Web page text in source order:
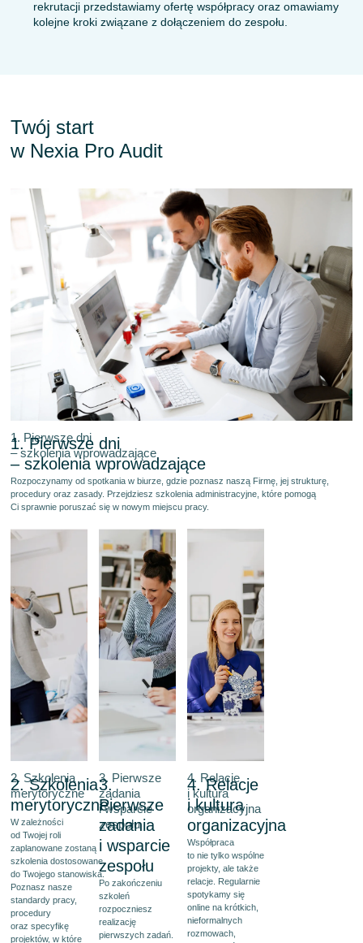
rekrutacji przedstawiamy ofertę współpracy oraz omawiamy
kolejne kroki związane z dołączeniem do zespołu.
Twój start
w Nexia Pro Audit
1. Pierwsze dni
– szkolenia wprowadzające
1. Pierwsze dni
– szkolenia wprowadzające
Rozpoczynamy od spotkania w biurze, gdzie poznasz naszą Firmę, jej strukturę,
procedury oraz zasady. Przejdziesz szkolenia administracyjne, które pomogą
Ci sprawnie poruszać się w nowym miejscu pracy.
2. Szkolenia
merytoryczne
2. Szkolenia
merytoryczne
W zależności
od Twojej roli
zaplanowane zostaną
szkolenia dostosowane
do Twojego stanowiska.
Poznasz nasze
standardy pracy,
procedury
oraz specyfikę
projektów, w które
3. Pierwsze
zadania
i wsparcie
zespołu
3.
Pierwsze
zadania
i wsparcie
zespołu
Po zakończeniu
szkoleń
rozpoczniesz
realizację
pierwszych zadań.
4. Relacje
i kultura
organizacyjna
4. Relacje
i kultura
organizacyjna
Współpraca
to nie tylko wspólne
projekty, ale także
relacje. Regularnie
spotykamy się
online na krótkich,
nieformalnych
rozmowach,